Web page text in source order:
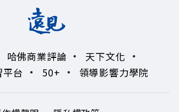
產管理中心」政策、高雄專區成立滿週
的投信、信託與財富管理業務，正迎來
雅，帶你解析這場台灣史上最大規模的
產管理大躍進！台灣憑什麼挑戰亞太
口號！主動式ETF與被動平衡型ETF如
哈佛商業評論
天下文化
台
50+ 領導影響力學院